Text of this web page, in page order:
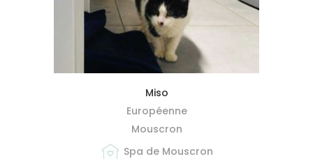
MIEUX ME CONNAÎTRE
Miso
Européenne
Mouscron
Spa de Mouscron